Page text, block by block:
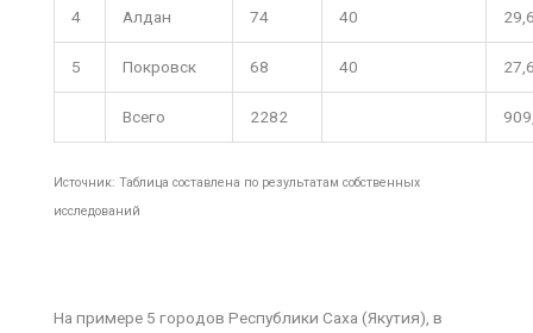
4 Алдан 74 40
5 Покровск 68 40
Всего 2282
Источник: Таблица составлена по результатам собственных
исследований
На примере 5 городов Республики Саха (Якутия), в